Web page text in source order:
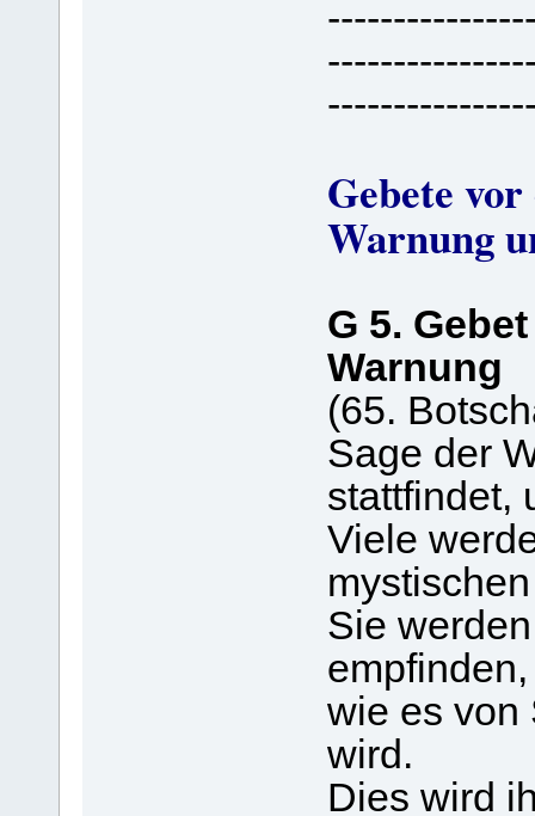
Gebete
Warnung
G 5.
Warnung
(65.
Sage der
stattfindet,
Viele
Sie
wie es von
wird.
Dies wird